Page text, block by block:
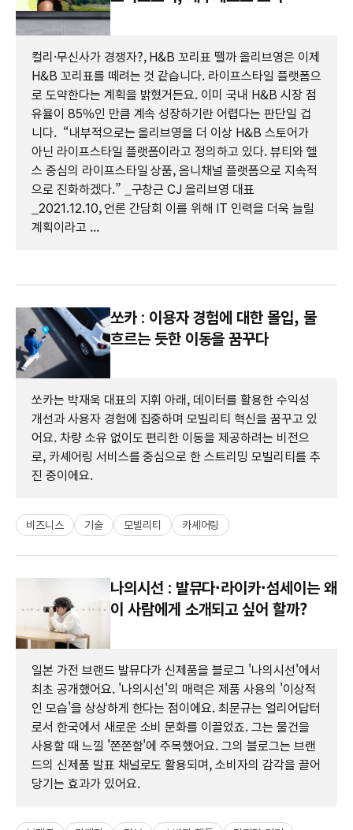
컬리·무신사가 경쟁자?, H&B 꼬리표 뗄까 올리브영은 이제
H&B 꼬리표를 떼려는 것 같습니다. 라이프스타일 플랫폼으
로 도약한다는 계획을 밝혔거든요. 이미 국내 H&B 시장 점
유율이 85%인 만큼 계속 성장하기란 어렵다는 판단일 겁
니다. “내부적으로는 올리브영을 더 이상 H&B 스토어가
아닌 라이프스타일 플랫폼이라고 정의하고 있다. 뷰티와 헬
스 중심의 라이프스타일 상품, 옴니채널 플랫폼으로 지속적
으로 진화하겠다.” _구창근 CJ 올리브영 대표
_2021.12.10, 언론 간담회 이를 위해 IT 인력을 더욱 늘릴
계획이라고 ...
쏘카 : 이용자 경험에 대한 몰입, 물
흐르는 듯한 이동을 꿈꾸다
쏘카는 박재욱 대표의 지휘 아래, 데이터를 활용한 수익성
개선과 사용자 경험에 집중하며 모빌리티 혁신을 꿈꾸고 있
어요. 차량 소유 없이도 편리한 이동을 제공하려는 비전으
로, 카셰어링 서비스를 중심으로 한 스트리밍 모빌리티를 추
진 중이에요.
비즈니스 기술 모빌리티 카셰어링
나의시선 : 발뮤다·라이카·섬세이는 왜
이 사람에게 소개되고 싶어 할까?
일본 가전 브랜드 발뮤다가 신제품을 블로그 '나의시선'에서
최초 공개했어요. '나의시선'의 매력은 제품 사용의 '이상적
인 모습'을 상상하게 한다는 점이에요. 최문규는 얼리어답터
로서 한국에서 새로운 소비 문화를 이끌었죠. 그는 물건을
사용할 때 느낄 '쫀쫀함'에 주목했어요. 그의 블로그는 브랜
드의 신제품 발표 채널로도 활용되며, 소비자의 감각을 끌어
당기는 효과가 있어요.